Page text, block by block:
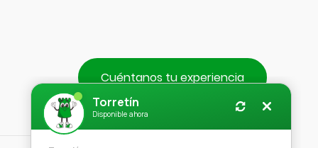
Cuéntanos tu experiencia